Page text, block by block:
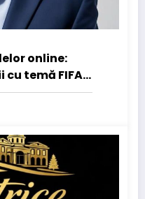
online:
cu temă FIFA
aproape